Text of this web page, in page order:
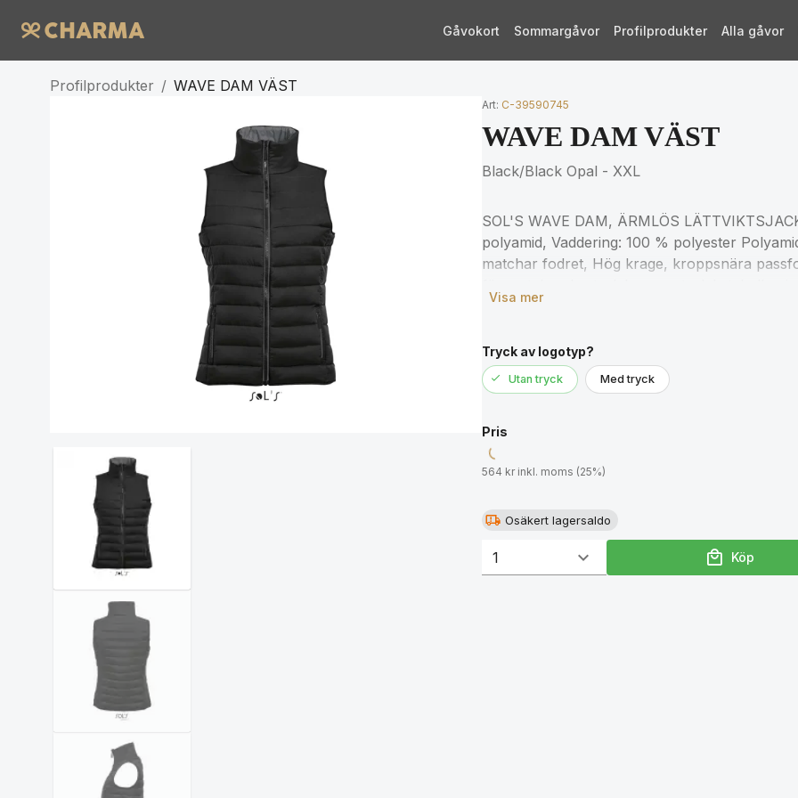
Gåvokort Sommargåvor Profilprodukter Alla gåvor
Profilprodukter / WAVE DAM VÄST
Art: C-39590745
WAVE DAM VÄST
Black/Black Opal - XXL
SOL'S WAVE DAM, ÄRMLÖS
polyamid, Vaddering: 100 % polyester
matchar fodret, Hög krage, kroppsnära
Visa mer
Tryck av logotyp?
Utan tryck Med tryck
Pris
564 kr inkl. moms (25%)
Osäkert lagersaldo
Köp